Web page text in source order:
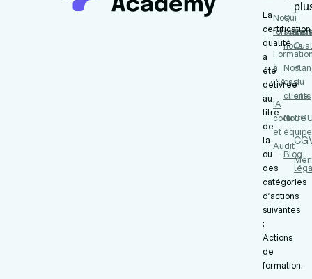
Nos
à
l'IA
IA
codir
et
Audit
Qui
nous
Nos
cas
clients
Notre
équipe
Blog
Plan
du
site
La
certification
qualité
a
été
délivrée
au
titre
de
la
ou
des
catégories
d’actions
suivantes
:
Actions
de
formation.